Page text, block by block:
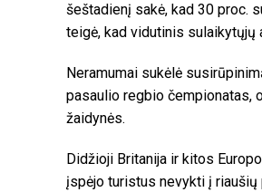
šeštadienį sakė, kad 30 proc.
teigė, kad vidutinis sulaikytųjų
Neramumai sukėlė
pasaulio regbio čempionatas,
žaidynės.
Didžioji Britanija ir kitos
įspėjo turistus nevykti į